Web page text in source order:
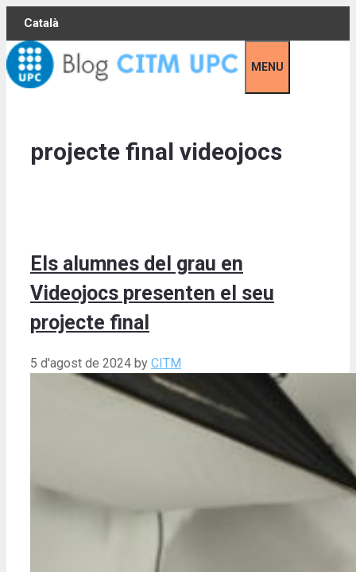
Skip
content
Català
MENU
projecte final videojocs
Els alumnes del grau en
Videojocs presenten el seu
projecte final
5 d'agost de 2024 by CITM